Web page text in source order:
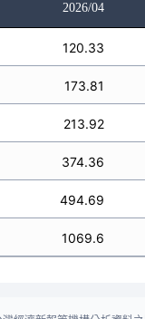
2026/04
120.33
173.81
213.92
374.36
494.69
1069.6